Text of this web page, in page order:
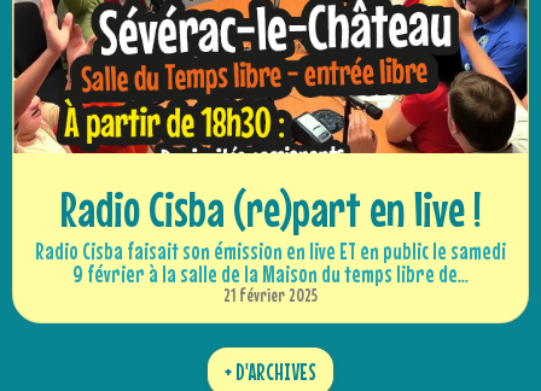
Radio Cisba (re)part en live !
Radio Cisba faisait son émission en live ET en public le samedi
9 février à la salle de la Maison du temps libre de...
21 février 2025
+ D'ARCHIVES